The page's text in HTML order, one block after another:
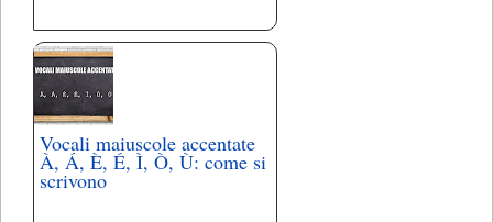
Vocali maiuscole accentate
À, Á, È, É, Ì, Ò, Ù: come si
scrivono